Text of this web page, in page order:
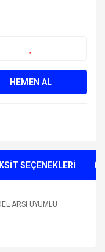
HEMEN AL
SEÇENEKLERİ
ARSI UYUMLU